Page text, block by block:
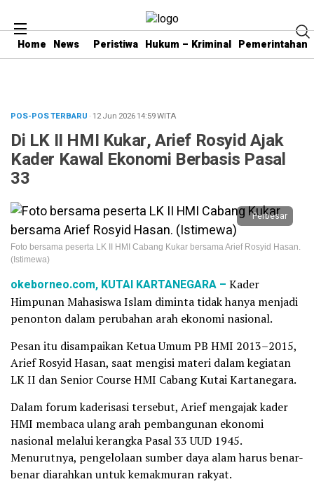
Home News Peristiwa Hukum – Kriminal Pemerintahan
POS-POS TERBARU · 12 Jun 202614:59WITA
Di LK II HMI Kukar, Arief Rosyid Ajak
Kader Kawal Ekonomi Berbasis Pasal
33
Perbesar
Foto bersama peserta LK II HMI Cabang Kukar bersama Arief Rosyid Hasan.
(Istimewa)
okeborneo.com, KUTAI KARTANEGARA – Kader
Himpunan Mahasiswa Islam diminta tidak hanya menjadi
penonton dalam perubahan arah ekonomi nasional.
Pesan itu disampaikan Ketua Umum PB HMI 2013–2015,
Arief Rosyid Hasan, saat mengisi materi dalam kegiatan
LK II dan Senior Course HMI Cabang Kutai Kartanegara.
Dalam forum kaderisasi tersebut, Arief mengajak kader
HMI membaca ulang arah pembangunan ekonomi
nasional melalui kerangka Pasal 33 UUD 1945.
Menurutnya, pengelolaan sumber daya alam harus benar-
benar diarahkan untuk kemakmuran rakyat.